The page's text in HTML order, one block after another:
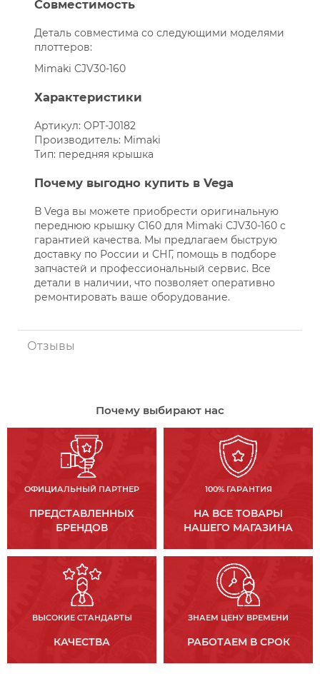
Совместимость
Деталь совместима со следующими моделями
плоттеров:
Mimaki CJV30-160
Характеристики
Артикул: OPT-J0182
Производитель: Mimaki
Тип: передняя крышка
Почему выгодно купить в Vega
В Vega вы можете приобрести оригинальную
переднюю крышку C160 для Mimaki CJV30-160 с
гарантией качества. Мы предлагаем быструю
доставку по России и СНГ, помощь в подборе
запчастей и профессиональный сервис. Все
детали в наличии, что позволяет оперативно
ремонтировать ваше оборудование.
Отзывы
Почему выбирают нас
ОФИЦИАЛЬНЫЙ ПАРТНЕР
ПРЕДСТАВЛЕННЫХ
БРЕНДОВ
100% ГАРАНТИЯ
НА ВСЕ ТОВАРЫ
НАШЕГО МАГАЗИНА
ВЫСОКИЕ СТАНДАРТЫ
КАЧЕСТВА
ЗНАЕМ ЦЕНУ ВРЕМЕНИ
РАБОТАЕМ В СРОК